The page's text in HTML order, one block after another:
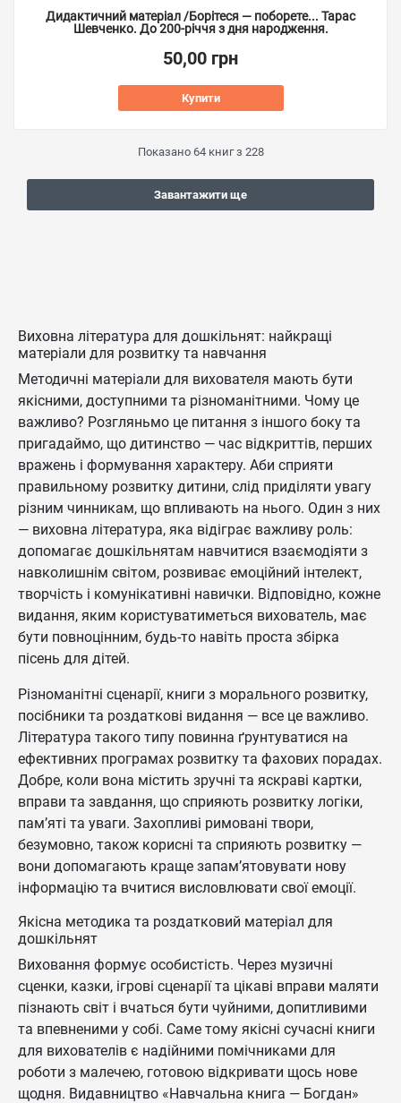
Дидактичний матеріал /Борітеся — поборете... Тарас
Шевченко. До 200-річчя з дня народження.
50,00 грн
Купити
Показано 64книг з 228
Завантажити ще
Виховна література для дошкільнят: найкращі
матеріали для розвитку та навчання
Методичні матеріали для вихователя мають бути
якісними, доступними та різноманітними. Чому це
важливо? Розгляньмо це питання з іншого боку та
пригадаймо, що дитинство — час відкриттів, перших
вражень і формування характеру. Аби сприяти
правильному розвитку дитини, слід приділяти увагу
різним чинникам, що впливають на нього. Один з них
— виховна література, яка відіграє важливу роль:
допомагає дошкільнятам навчитися взаємодіяти з
навколишнім світом, розвиває емоційний інтелект,
творчість і комунікативні навички. Відповідно, кожне
видання, яким користуватиметься вихователь, має
бути повноцінним, будь-то навіть проста збірка
пісень для дітей.
Різноманітні сценарії, книги з морального розвитку,
посібники та роздаткові видання — все це важливо.
Література такого типу повинна ґрунтуватися на
ефективних програмах розвитку та фахових порадах.
Добре, коли вона містить зручні та яскраві картки,
вправи та завдання, що сприяють розвитку логіки,
пам’яті та уваги. Захопливі римовані твори,
безумовно, також корисні та сприяють розвитку —
вони допомагають краще запам’ятовувати нову
інформацію та вчитися висловлювати свої емоції.
Якісна методика та роздатковий матеріал для
дошкільнят
Виховання формує особистість. Через музичні
сценки, казки, ігрові сценарії та цікаві вправи маляти
пізнають світ і вчаться бути чуйними, допитливими
та впевненими у собі. Саме тому якісні сучасні книги
для вихователів є надійними помічниками для
роботи з малечею, готовою відкривати щось нове
щодня. Видавництво «Навчальна книга — Богдан»